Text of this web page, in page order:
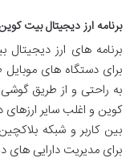
برنامه ارز دیجیتال بیت
برنامه های ارز
برای دستگاه های موبایل
به راحتی و از طریق
کوین و اغلب سایر ارزهای
بین کاربر و شبکه
برای مدیریت دارایی های